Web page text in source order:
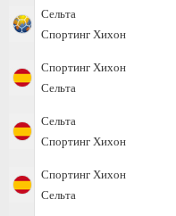
Сельта
Спортинг Хихон
Спортинг Хихон
Сельта
Сельта
Спортинг Хихон
Спортинг Хихон
Сельта